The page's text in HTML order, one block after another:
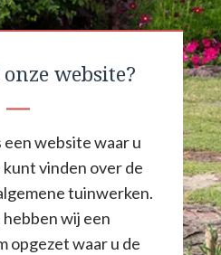
website?
een website waar u
vinden over de
tuinwerken.
wij een
opgezet waar u de